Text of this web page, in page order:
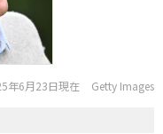
年6月23日現在 Getty Images